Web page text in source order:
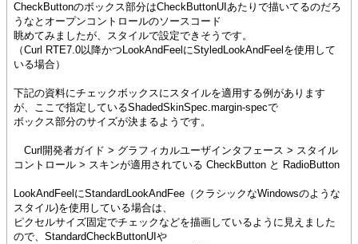
CheckButtonのボックス部分はCheckButtonUIあたりで描いてるのだろ
うなとオープンコントロールのソースコード
眺めてみましたが、スタイルで設定できそうです。
（Curl RTE7.0以降かつLookAndFeelにStyledLookAndFeelを使用して
いる場合）
下記の資料にチェックボックスにスタイルを適用する例があります
が、ここで指定しているShadedSkinSpec.margin-specで
ボックス部分のサイズが決まるようです。
Curl開発者ガイド > グラフィカルユーザインタフェース > スタイル
コントロール > スキンが適用されている CheckButton と RadioButton
LookAndFeelにStandardLookAndFee（クラシックなWindowsのような
スタイル)を使用している場合は、
ピクセルサイズ固定でチェックなどを描画しているように見えました
ので、StandardCheckButtonUIや